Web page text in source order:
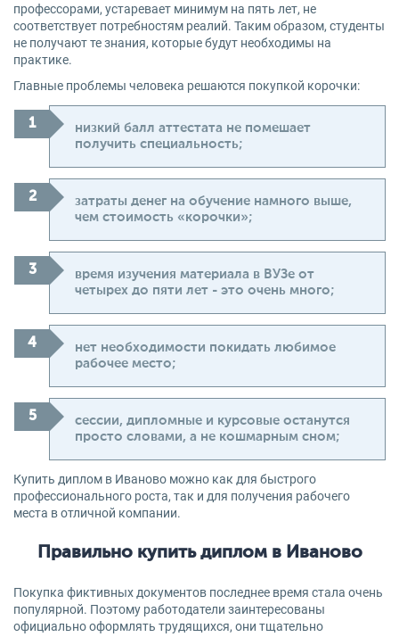
профессорами, устаревает минимум на пять лет, не
соответствует потребностям реалий. Таким образом, студенты
не получают те знания, которые будут необходимы на
практике.
Главные проблемы человека решаются покупкой корочки:
низкий балл аттестата не помешает
получить специальность;
затраты денег на обучение намного выше,
чем стоимость «корочки»;
время изучения материала в ВУЗе от
четырех до пяти лет - это очень много;
нет необходимости покидать любимое
рабочее место;
сессии, дипломные и курсовые останутся
просто словами, а не кошмарным сном;
Купить диплом в Иваново можно как для быстрого
профессионального роста, так и для получения рабочего
места в отличной компании.
Правильно купить диплом в Иваново
Покупка фиктивных документов последнее время стала очень
популярной. Поэтому работодатели заинтересованы
официально оформлять трудящихся, они тщательно